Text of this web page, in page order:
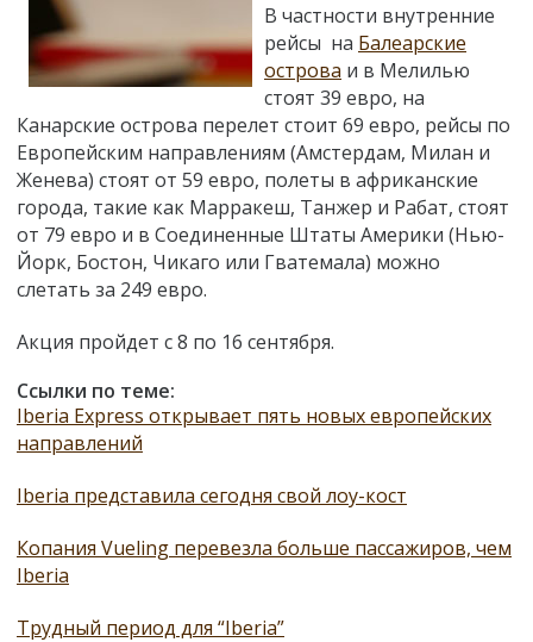
В частности внутренние
рейсы на Балеарские
острова и в Мелилью
стоят 39 евро, на
Канарские острова перелет стоит 69 евро, рейсы по
Европейским направлениям (Амстердам, Милан и
Женева) стоят от 59 евро, полеты в африканские
города, такие как Марракеш, Танжер и Рабат, стоят
от 79 евро и в Соединенные Штаты Америки (Нью-
Йорк, Бостон, Чикаго или Гватемала) можно
слетать за 249 евро.
Акция пройдет с 8 по 16 сентября.
Ссылки по теме:
Iberia Express открывает пять новых европейских
направлений
Iberia представила сегодня свой лоу-кост
Копания Vueling перевезла больше пассажиров, чем
Iberia
Трудный период для “Iberia”